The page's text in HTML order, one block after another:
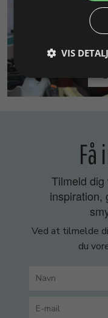
Tilmeld
inspiration,
Ved at tilmelde
du
VIS